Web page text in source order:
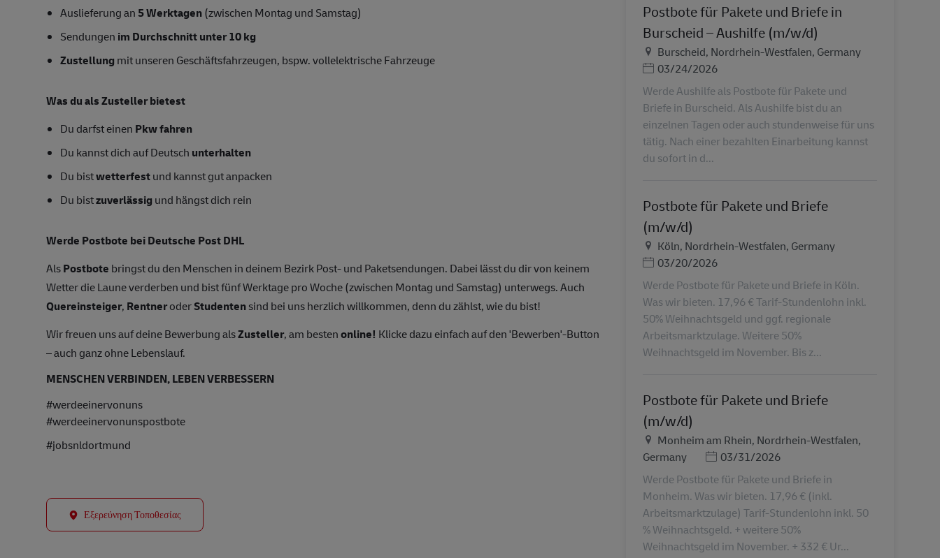
Auslieferung an5 Werktagen(zwischen Montag und Samstag)
Sendungen im Durchschnitt unter 10 kg
Zustellung mit unseren Geschäftsfahrzeugen, bspw. vollelektrische Fahrzeuge
Was du als Zusteller bietest
Du darfst einen Pkw fahren
Du kannst dich auf Deutsch unterhalten
Du bistwetterfestund kannst gut anpacken
Du bistzuverlässig und hängst dich rein
Werde Postbote bei Deutsche Post DHL
AlsPostbote bringst du den Menschen in deinem Bezirk Post- und Paketsendungen. Dabei lässt du dir von keinem
Wetter die Laune verderben und bist fünf Werktage pro Woche (zwischen Montag und Samstag) unterwegs. Auch
Quereinsteiger, RentneroderStudentensind bei uns herzlich willkommen, denn du zählst, wie du bist!
Wir freuen uns auf deine Bewerbung alsZusteller, am bestenonline! Klicke dazu einfach auf den 'Bewerben'-Button
– auch ganz ohne Lebenslauf.
MENSCHEN VERBINDEN, LEBEN VERBESSERN
#werdeeinervonuns
#werdeeinervonunspostbote
#jobsnldortmund
Εξερεύνηση Τοποθεσίας
Postbote für Pakete und Briefe in
Burscheid – Aushilfe (m/w/d)
Τοποθεσία
Burscheid, Nordrhein-Westfalen, Germany
Ημερομηνία Ανάρτησης
03/24/2026
Werde Aushilfe als Postbote für Pakete und
Briefe in Burscheid. Als Aushilfe bist du an
einzelnen Tagen oder auch stundenweise für uns
tätig. Nach einer bezahlten Einarbeitung kannst
du sofort in d...
Postbote für Pakete und Briefe
(m/w/d)
Τοποθεσία
Köln, Nordrhein-Westfalen, Germany
Ημερομηνία Ανάρτησης
03/20/2026
Werde Postbote für Pakete und Briefe in Köln.
Was wir bieten. 17,96 € Tarif-Stundenlohn inkl.
50% Weihnachtsgeld und ggf. regionale
Arbeitsmarktzulage. Weitere 50%
Weihnachtsgeld im November. Bis z...
Postbote für Pakete und Briefe
(m/w/d)
Τοποθεσία
Monheim am Rhein, Nordrhein-Westfalen,
Germany
Ημερομηνία Ανάρτησης
03/31/2026
Werde Postbote für Pakete und Briefe in
Monheim. Was wir bieten. 17,96 € (inkl.
Arbeitsmarktzulage) Tarif-Stundenlohn inkl. 50
% Weihnachtsgeld. + weitere 50%
Weihnachtsgeld im November. + 332 € Ur...